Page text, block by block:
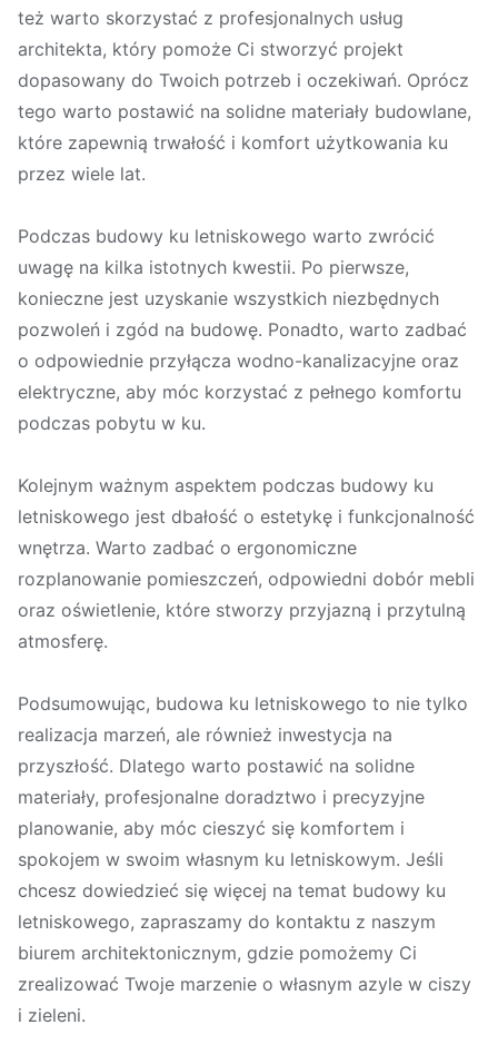
też warto skorzystać z profesjonalnych usług
architekta, który pomoże Ci stworzyć projekt
dopasowany do Twoich potrzeb i oczekiwań. Oprócz
tego warto postawić na solidne materiały budowlane,
które zapewnią trwałość i komfort użytkowania ku
przez wiele lat.
Podczas budowy ku letniskowego warto zwrócić
uwagę na kilka istotnych kwestii. Po pierwsze,
konieczne jest uzyskanie wszystkich niezbędnych
pozwoleń i zgód na budowę. Ponadto, warto zadbać
o odpowiednie przyłącza wodno-kanalizacyjne oraz
elektryczne, aby móc korzystać z pełnego komfortu
podczas pobytu w ku.
Kolejnym ważnym aspektem podczas budowy ku
letniskowego jest dbałość o estetykę i funkcjonalność
wnętrza. Warto zadbać o ergonomiczne
rozplanowanie pomieszczeń, odpowiedni dobór mebli
oraz oświetlenie, które stworzy przyjazną i przytulną
atmosferę.
Podsumowując, budowa ku letniskowego to nie tylko
realizacja marzeń, ale również inwestycja na
przyszłość. Dlatego warto postawić na solidne
materiały, profesjonalne doradztwo i precyzyjne
planowanie, aby móc cieszyć się komfortem i
spokojem w swoim własnym ku letniskowym. Jeśli
chcesz dowiedzieć się więcej na temat budowy ku
letniskowego, zapraszamy do kontaktu z naszym
biurem architektonicznym, gdzie pomożemy Ci
zrealizować Twoje marzenie o własnym azyle w ciszy
i zieleni.